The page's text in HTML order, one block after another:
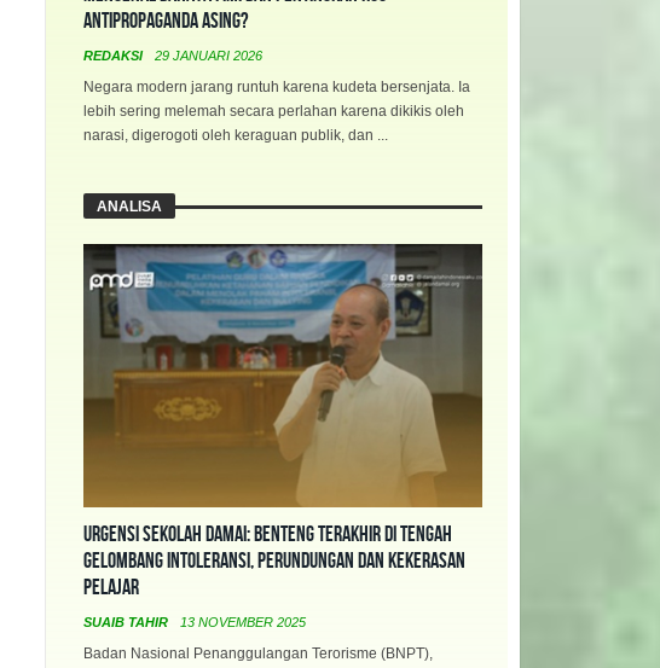
Antipropaganda Asing?
REDAKSI 29 JANUARI 2026
Negara modern jarang runtuh karena kudeta bersenjata. Ia
lebih sering melemah secara perlahan karena dikikis oleh
narasi, digerogoti oleh keraguan publik, dan ...
ANALISA
Urgensi Sekolah Damai: Benteng Terakhir di Tengah
Gelombang Intoleransi, Perundungan dan Kekerasan
Pelajar
SUAIB TAHIR 13 NOVEMBER 2025
Badan Nasional Penanggulangan Terorisme (BNPT),